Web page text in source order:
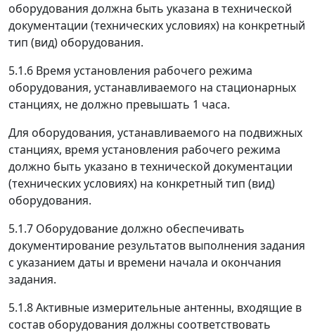
оборудования должна быть указана в технической
документации (технических условиях) на конкретный
тип (вид) оборудования.
5.1.6 Время установления рабочего режима
оборудования, устанавливаемого на стационарных
станциях, не должно превышать 1 часа.
Для оборудования, устанавливаемого на подвижных
станциях, время установления рабочего режима
должно быть указано в технической документации
(технических условиях) на конкретный тип (вид)
оборудования.
5.1.7 Оборудование должно обеспечивать
документирование результатов выполнения задания
с указанием даты и времени начала и окончания
задания.
5.1.8 Активные измерительные антенны, входящие в
состав оборудования должны соответствовать